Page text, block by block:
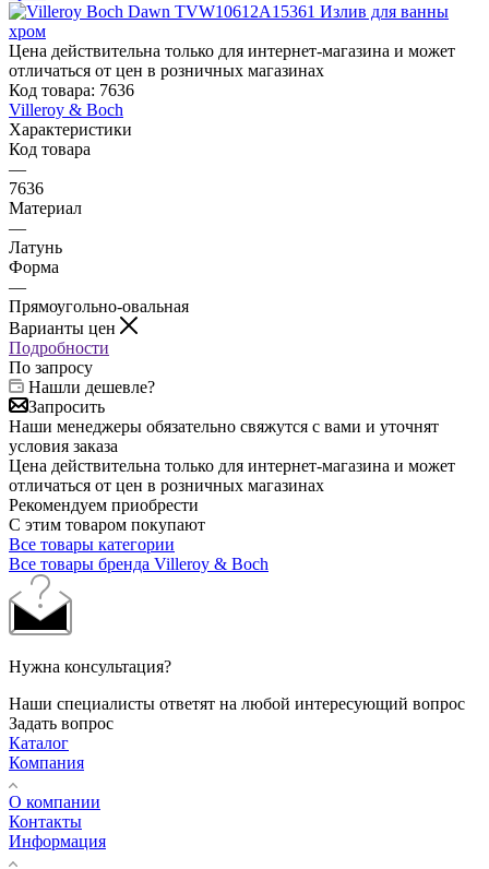
Цена действительна только для интернет-магазина и может
отличаться от цен в розничных магазинах
Код товара: 7636
Villeroy & Boch
Характеристики
Код товара
—
7636
Материал
—
Латунь
Форма
—
Прямоугольно-овальная
Варианты цен
Подробности
По запросу
Нашли дешевле?
Запросить
Наши менеджеры обязательно свяжутся с вами и уточнят
условия заказа
Цена действительна только для интернет-магазина и может
отличаться от цен в розничных магазинах
Рекомендуем приобрести
С этим товаром покупают
Все товары категории
Все товары бренда Villeroy & Boch
Нужна консультация?
Наши специалисты ответят на любой интересующий вопрос
Задать вопрос
Каталог
Компания
О компании
Контакты
Информация